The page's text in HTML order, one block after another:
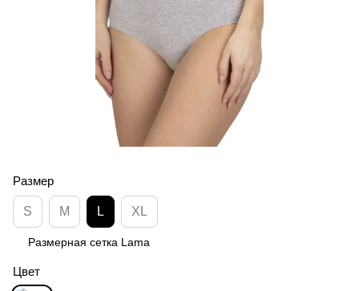
Размер
S M L XL
Размерная сетка Lama
Цвет